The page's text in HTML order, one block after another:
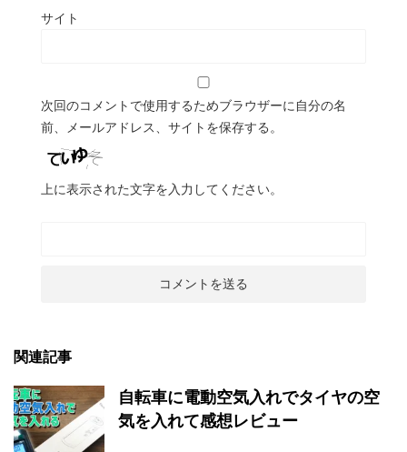
サイト
次回のコメントで使用するためブラウザーに自分の名
前、メールアドレス、サイトを保存する。
上に表示された文字を入力してください。
関連記事
自転車に電動空気入れでタイヤの空
気を入れて感想レビュー